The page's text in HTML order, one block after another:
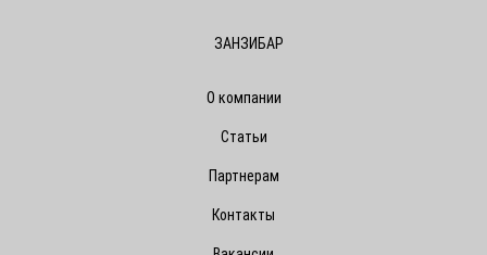
ЗАНЗИБАР
О компании
Статьи
Партнерам
Контакты